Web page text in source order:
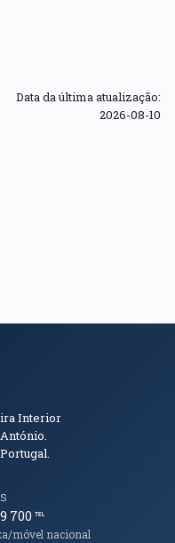
Data da última atualização:
2026-08-10
Interior
700℡
móvel nacional